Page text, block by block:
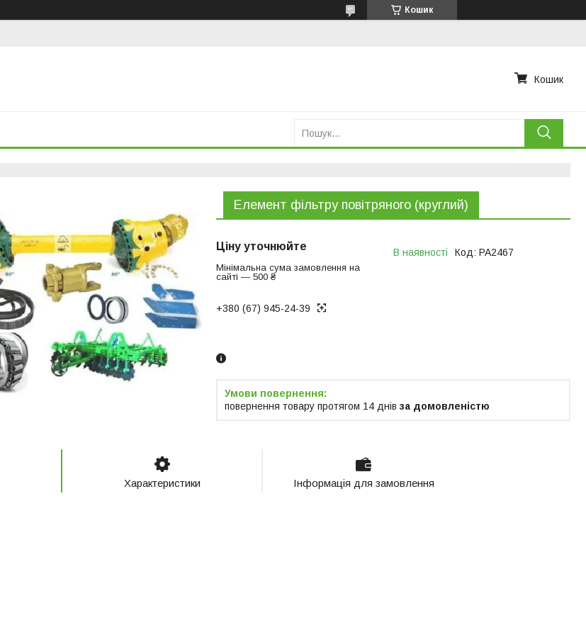
Кошик
Кошик
Елемент фiльтру повiтряного (круглий)
Ціну уточнюйте
Мінімальна сума замовлення на
сайті — 500 ₴
В наявності Код: PA2467
+380 (67) 945-24-39
повернення товару протягом 14 днів за домовленістю
Характеристики Інформація для замовлення